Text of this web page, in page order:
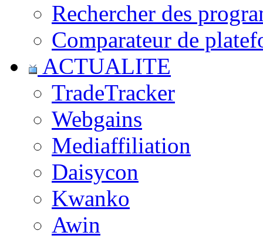
Rechercher des
Comparateur de
ACTUALITE
TradeTracker
Webgains
Mediaffiliation
Daisycon
Kwanko
Awin